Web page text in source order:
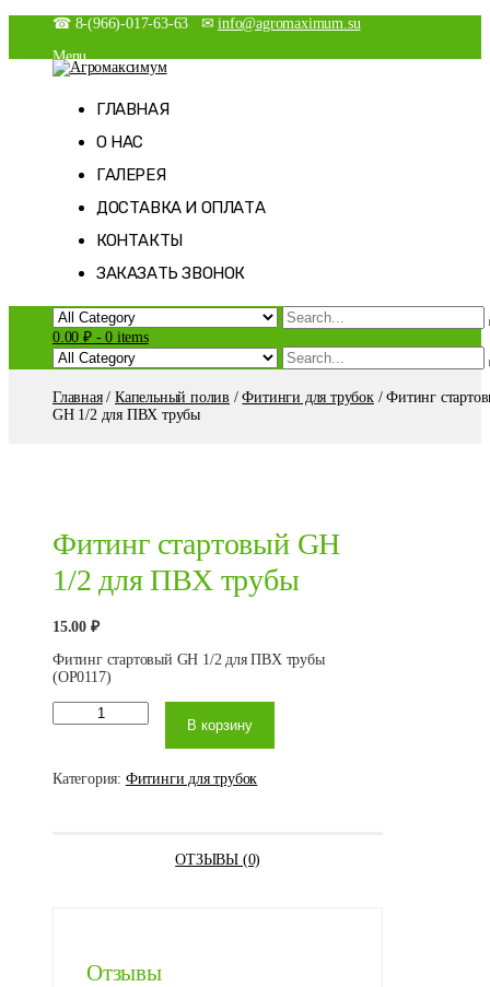
content
☎ 8-(966)-017-63-63 ✉info@agromaximum.su
Menu
Магазин
Оформление заказа
Список желаний
Агромаксимум
Агрономия на максималках
ГЛАВНАЯ
О НАС
ГАЛЕРЕЯ
ДОСТАВКА И ОПЛАТА
КОНТАКТЫ
ЗАКАЗАТЬ ЗВОНОК
0.00 ₽-0 items
Главная/Капельный полив /Фитинги для трубок/ Фитинг
GH 1/2 для ПВХ трубы
Фитинг стартовый GH
1/2 для ПВХ трубы
15.00 ₽
Фитинг стартовый GH 1/2 для ПВХ трубы
(OP0117)
Количество
товара
GH 1/2 для
В корзину
Категория: Фитинги для трубок
ОТЗЫВЫ (0)
Отзывы